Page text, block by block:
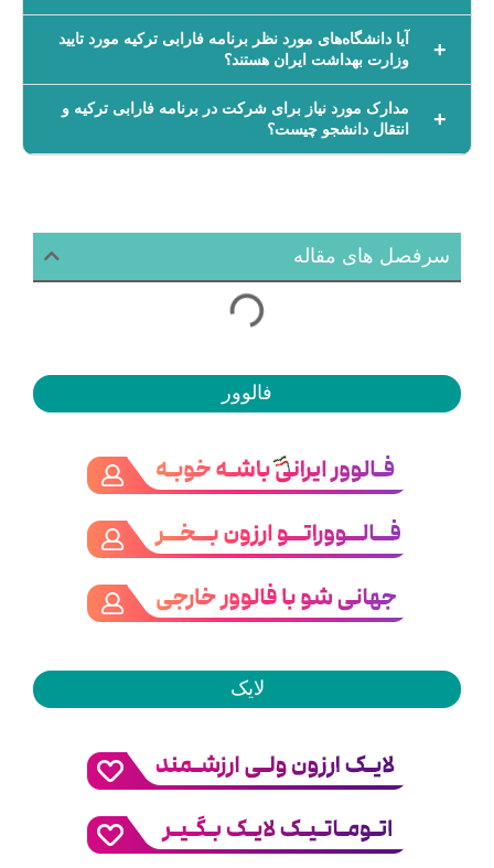
آیا دانشگاه‌های مورد نظر برنامه فارابی ترکیه مورد تایید
وزارت بهداشت ایران هستند؟
مدارک مورد نیاز برای شرکت در برنامه فارابی ترکیه و
انتقال دانشجو چیست؟
سرفصل های مقاله
فالوور
لایک